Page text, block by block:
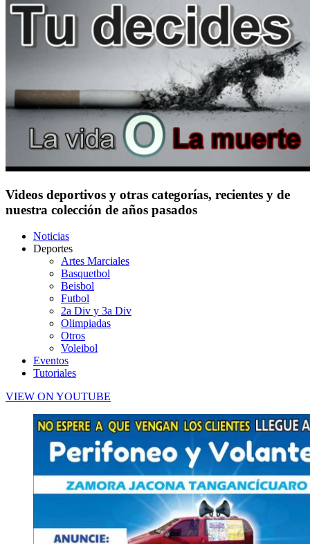
Videos deportivos y otras categorías, recientes y de
nuestra colección de años pasados
Noticias
Deportes
Artes Marciales
Basquetbol
Beisbol
Futbol
2a Div y 3a Div
Olimpiadas
Otros
Voleibol
Eventos
Tutoriales
VIEW ON YOUTUBE